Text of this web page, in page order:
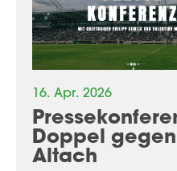
16. Apr. 2026
Doppel gegen
Altach